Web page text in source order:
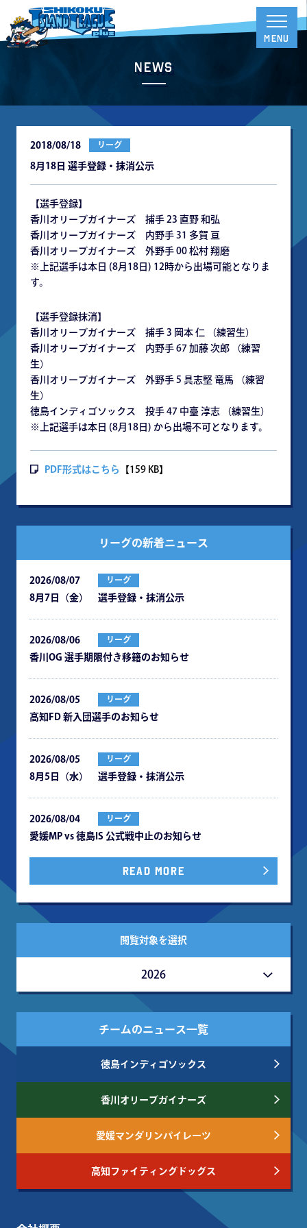
News
2018/08/18 リーグ
8月18日 選手登録・抹消公示
【選手登録】
香川オリーブガイナーズ 捕手 23 直野 和弘
香川オリーブガイナーズ 内野手 31 多賀 亘
香川オリーブガイナーズ 外野手 00 松村 翔磨
※上記選手は本日 (8月18日) 12時から出場可能となりま
す。
【選手登録抹消】
香川オリーブガイナーズ 捕手 3 岡本 仁 （練習生）
香川オリーブガイナーズ 内野手 67 加藤 次郎 （練習
生）
香川オリーブガイナーズ 外野手 5 具志堅 竜馬 （練習
生）
徳島インディゴソックス 投手 47 中臺 淳志 （練習生）
※上記選手は本日 (8月18日) から出場不可となります。
PDF形式はこちら 【159 KB】
リーグの新着ニュース
2026/08/07 リーグ
8月7日（金） 選手登録・抹消公示
2026/08/06 リーグ
⾹川OG 選⼿期限付き移籍のお知らせ
2026/08/05 リーグ
⾼知FD 新⼊団選⼿のお知らせ
2026/08/05 リーグ
8月5日（水） 選手登録・抹消公示
2026/08/04 リーグ
愛媛MP vs 徳島IS 公式戦中⽌のお知らせ
READ MORE
閲覧対象を選択
2026
チームのニュース一覧
徳島インディゴソックス
香川オリーブガイナーズ
愛媛マンダリンパイレーツ
高知ファイティングドッグス